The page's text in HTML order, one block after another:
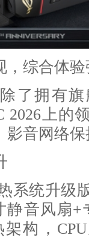
综合体验
了拥有旗
2026上的
影音网络
统升级
静音风扇+
构，